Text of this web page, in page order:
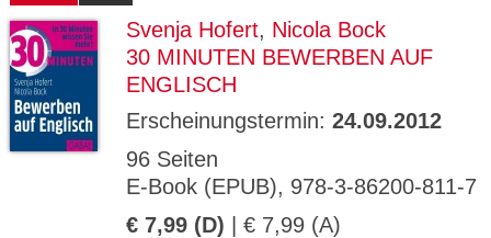
Svenja Hofert, Nicola Bock
30 MINUTEN BEWERBEN AUF
ENGLISCH
Erscheinungstermin: 24.09.2012
96 Seiten
E-Book (EPUB), 978-3-86200-811-7
€ 7,99 (D) | € 7,99 (A)